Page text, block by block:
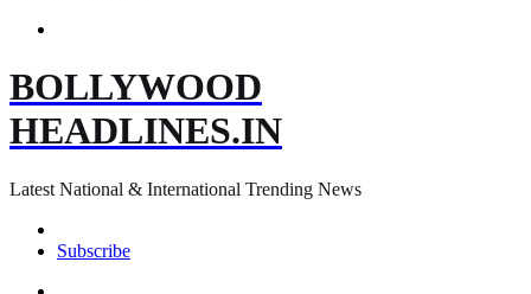
BOLLYWOOD
HEADLINES.IN
Latest National & International Trending News
Subscribe